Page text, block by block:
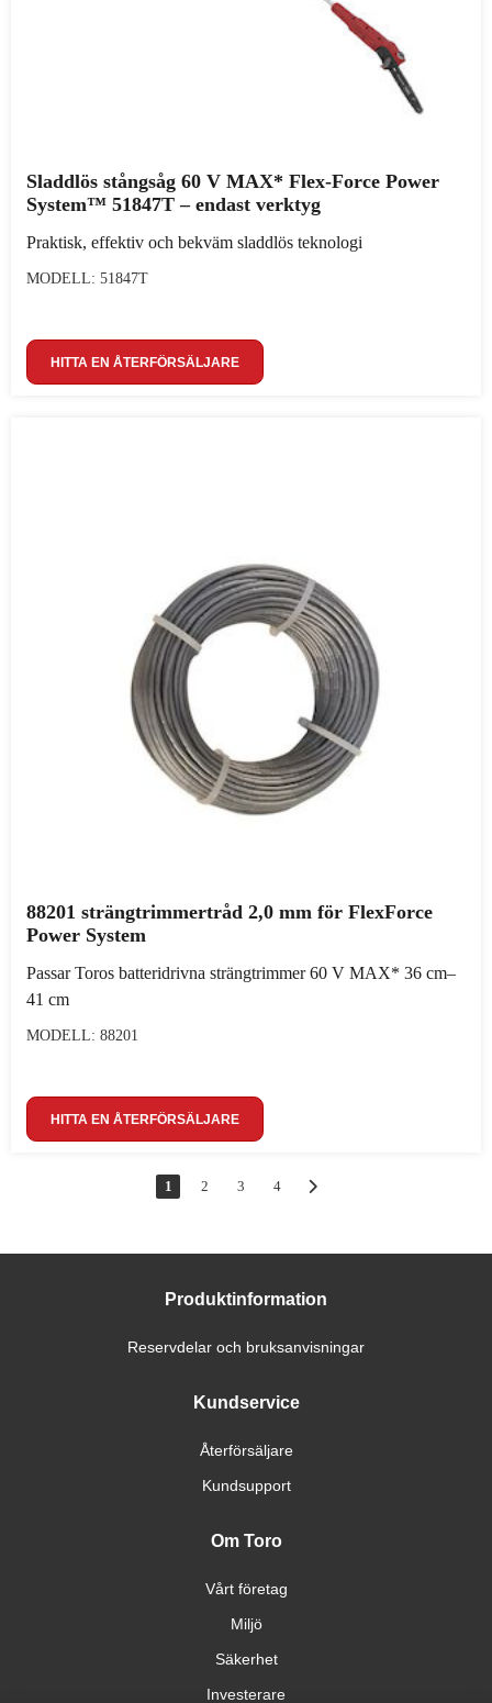
Sladdlös stångsåg 60 V MAX* Flex-Force Power
System™ 51847T – endast verktyg
Praktisk, effektiv och bekväm sladdlös teknologi
MODELL: 51847T
HITTA EN ÅTERFÖRSÄLJARE
88201 strängtrimmertråd 2,0 mm för FlexForce
Power System
Passar Toros batteridrivna strängtrimmer 60 V MAX* 36 cm–
41 cm
MODELL: 88201
HITTA EN ÅTERFÖRSÄLJARE
1 2 3 4
Produktinformation
Reservdelar och bruksanvisningar
Kundservice
Återförsäljare
Kundsupport
Om Toro
Vårt företag
Miljö
Säkerhet
Investerare